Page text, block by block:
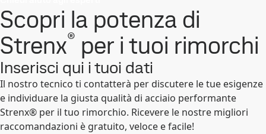
Scopri la potenza di
Strenx® per i tuoi rimorchi
Inserisci qui i tuoi dati
Il nostro tecnico ti contatterà per discutere le tue esigenze
e individuare la giusta qualità di acciaio performante
Strenx® per il tuo rimorchio. Ricevere le nostre migliori
raccomandazioni è gratuito, veloce e facile!